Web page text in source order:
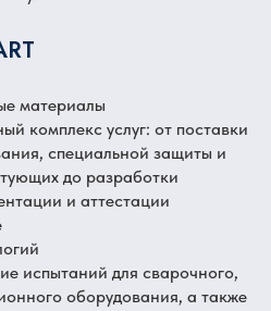
материалы
комплекс услуг: от поставки
специальной защиты и
до разработки
и аттестации
испытаний для сварочного,
оборудования, а также